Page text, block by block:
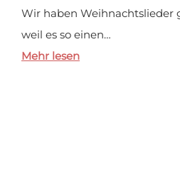
Wir haben Weihnachtslieder
weil es so einen…
Mehr lesen